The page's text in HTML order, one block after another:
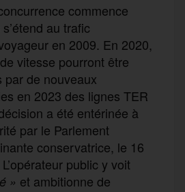
commence
au trafic
en 2009. En 2020,
vitesse pourront être
par de nouveaux
en 2023 des lignes TER
a été entérinée à
par le Parlement
conservatrice, le 16
public y voit
» et ambitionne de